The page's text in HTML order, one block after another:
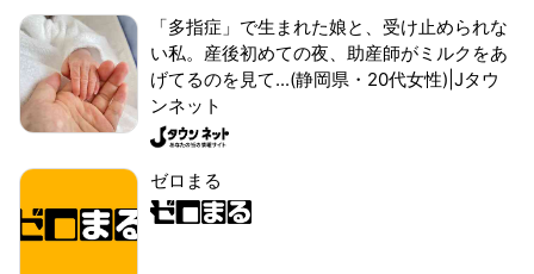
「多指症」で生まれた娘と、受け止められな
い私。産後初めての夜、助産師がミルクをあ
げてるのを見て...(静岡県・20代女性)|Jタウ
ンネット
ゼロまる